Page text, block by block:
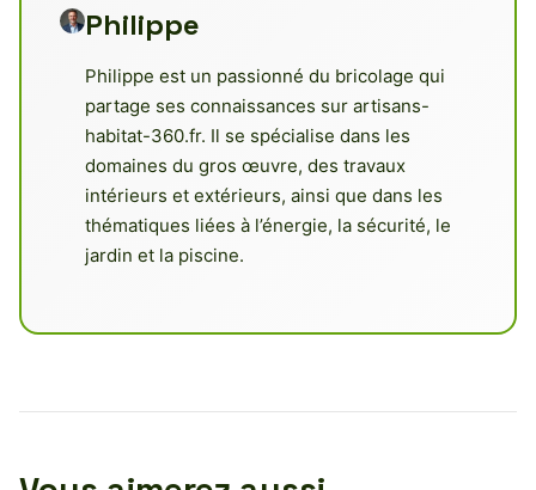
Philippe
Philippe est un passionné du bricolage qui
partage ses connaissances sur artisans-
habitat-360.fr. Il se spécialise dans les
domaines du gros œuvre, des travaux
intérieurs et extérieurs, ainsi que dans les
thématiques liées à l’énergie, la sécurité, le
jardin et la piscine.